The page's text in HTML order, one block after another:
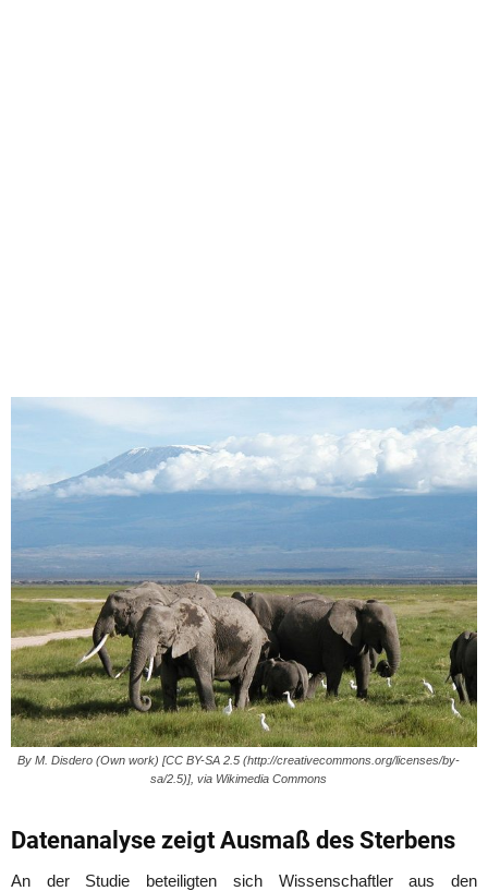
By M. Disdero (Own work) [CC BY-SA 2.5 (http://creativecommons.org/licenses/by-
sa/2.5)], via Wikimedia Commons
Datenanalyse zeigt Ausmaß des Sterbens
An der Studie beteiligten sich Wissenschaftler aus den